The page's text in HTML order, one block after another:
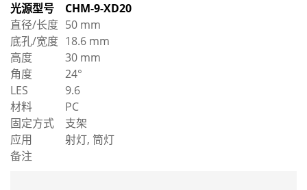
光源型号
CHM-9-XD20
直径/长度 50 mm
底孔/宽度 18.6 mm
高度
30 mm
角度
24°
LES
9.6
材料
PC
固定方式
支架
应用
射灯, 筒灯
备注